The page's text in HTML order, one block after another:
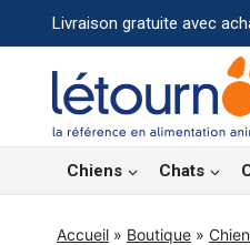
au
contenu
Livraison gratuite avec
Chiens Chats
Accueil » Boutique »